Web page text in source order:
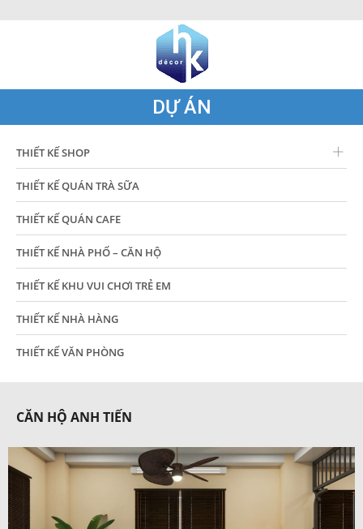
DỰ ÁN
THIẾT KẾ SHOP
THIẾT KẾ QUÁN TRÀ SỮA
THIẾT KẾ QUÁN CAFE
THIẾT KẾ NHÀ PHỐ – CĂN HỘ
THIẾT KẾ KHU VUI CHƠI TRẺ EM
THIẾT KẾ NHÀ HÀNG
THIẾT KẾ VĂN PHÒNG
CĂN HỘ ANH TIẾN